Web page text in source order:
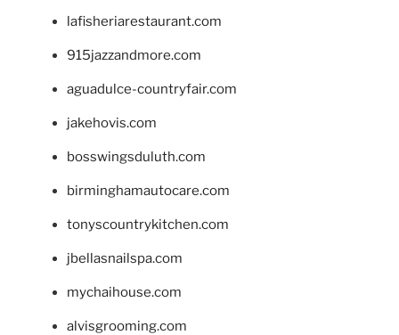
lafisheriarestaurant.com
915jazzandmore.com
aguadulce-countryfair.com
jakehovis.com
bosswingsduluth.com
birminghamautocare.com
tonyscountrykitchen.com
jbellasnailspa.com
mychaihouse.com
alvisgrooming.com